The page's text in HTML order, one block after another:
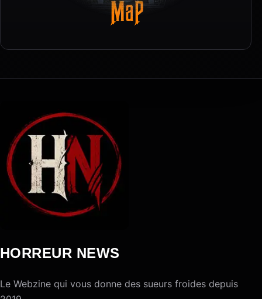
HORREUR NEWS
Le Webzine qui vous donne des sueurs froides depuis